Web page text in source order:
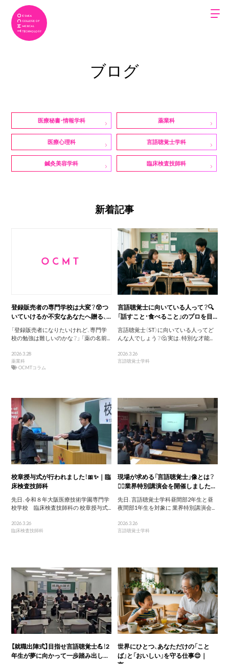
ブログ
医療秘書・情報学科 薬業科
医療心理科 言語聴覚士学科
鍼灸美容学科 臨床検査技師科
新着記事
登録販売者の専門学校は大変？😲つ
いていけるか不安なあなたへ贈る、...
「登録販売者になりたいけれど、専門学
校の勉強は難しいのかな？」 「薬の名前...
2026.3.28
薬業科
OCMTコラム
言語聴覚士に向いている人って？🔍
「話すこと・食べること」のプロを目...
言語聴覚士（ST）に向いている人ってど
んな人でしょう？🤔 実は、特別な才能...
2026.3.26
言語聴覚士学科
校章授与式が行われました！🎀✨｜臨
床検査技師科
先日、令和８年大阪医療技術学園専門学
校学校 臨床検査技師科の 校章授与式...
2026.3.26
臨床検査技師科
現場が求める「言語聴覚士」像とは？
💁‍♀️業界特別講演会を開催しました...
先日、言語聴覚士学科昼間部2年生と昼
夜間部1年生を対象に 業界特別講演会...
2026.3.26
言語聴覚士学科
【就職出陣式】目指せ言語聴覚士💪！2
年生が夢に向かって一歩踏み出し...
世界にひとつ、あなただけの「こと
ば」と「おいしい」を守る仕事😌｜